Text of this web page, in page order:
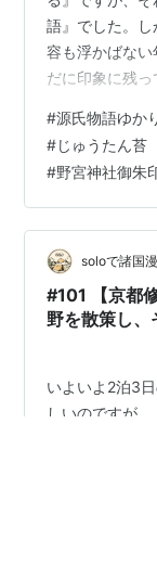
語』でした。
容も浮かばな
だに印象に残
て葵の上を殺す
条御息所は嵐山
す。 今回の投
野宮神社をご
の地・嵐山＆
社・源氏物語
#源氏物語ゆか
#じゅうたん苔
#野宮神社御朱
soloで諸国
#101 【京都
野を散策し、
いよいよ2泊3
しいのですが